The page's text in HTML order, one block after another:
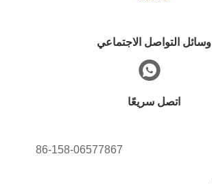
وسائل التواصل الاجتماعي
اتصل سريعًا
86-158-06577867